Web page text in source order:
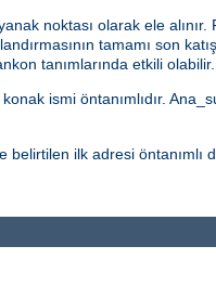
noktası olarak ele
tamamı son
tanımlarında etkili olabilir.
ismi öntanımlıdır.
belirtilen ilk adresi öntanımlı